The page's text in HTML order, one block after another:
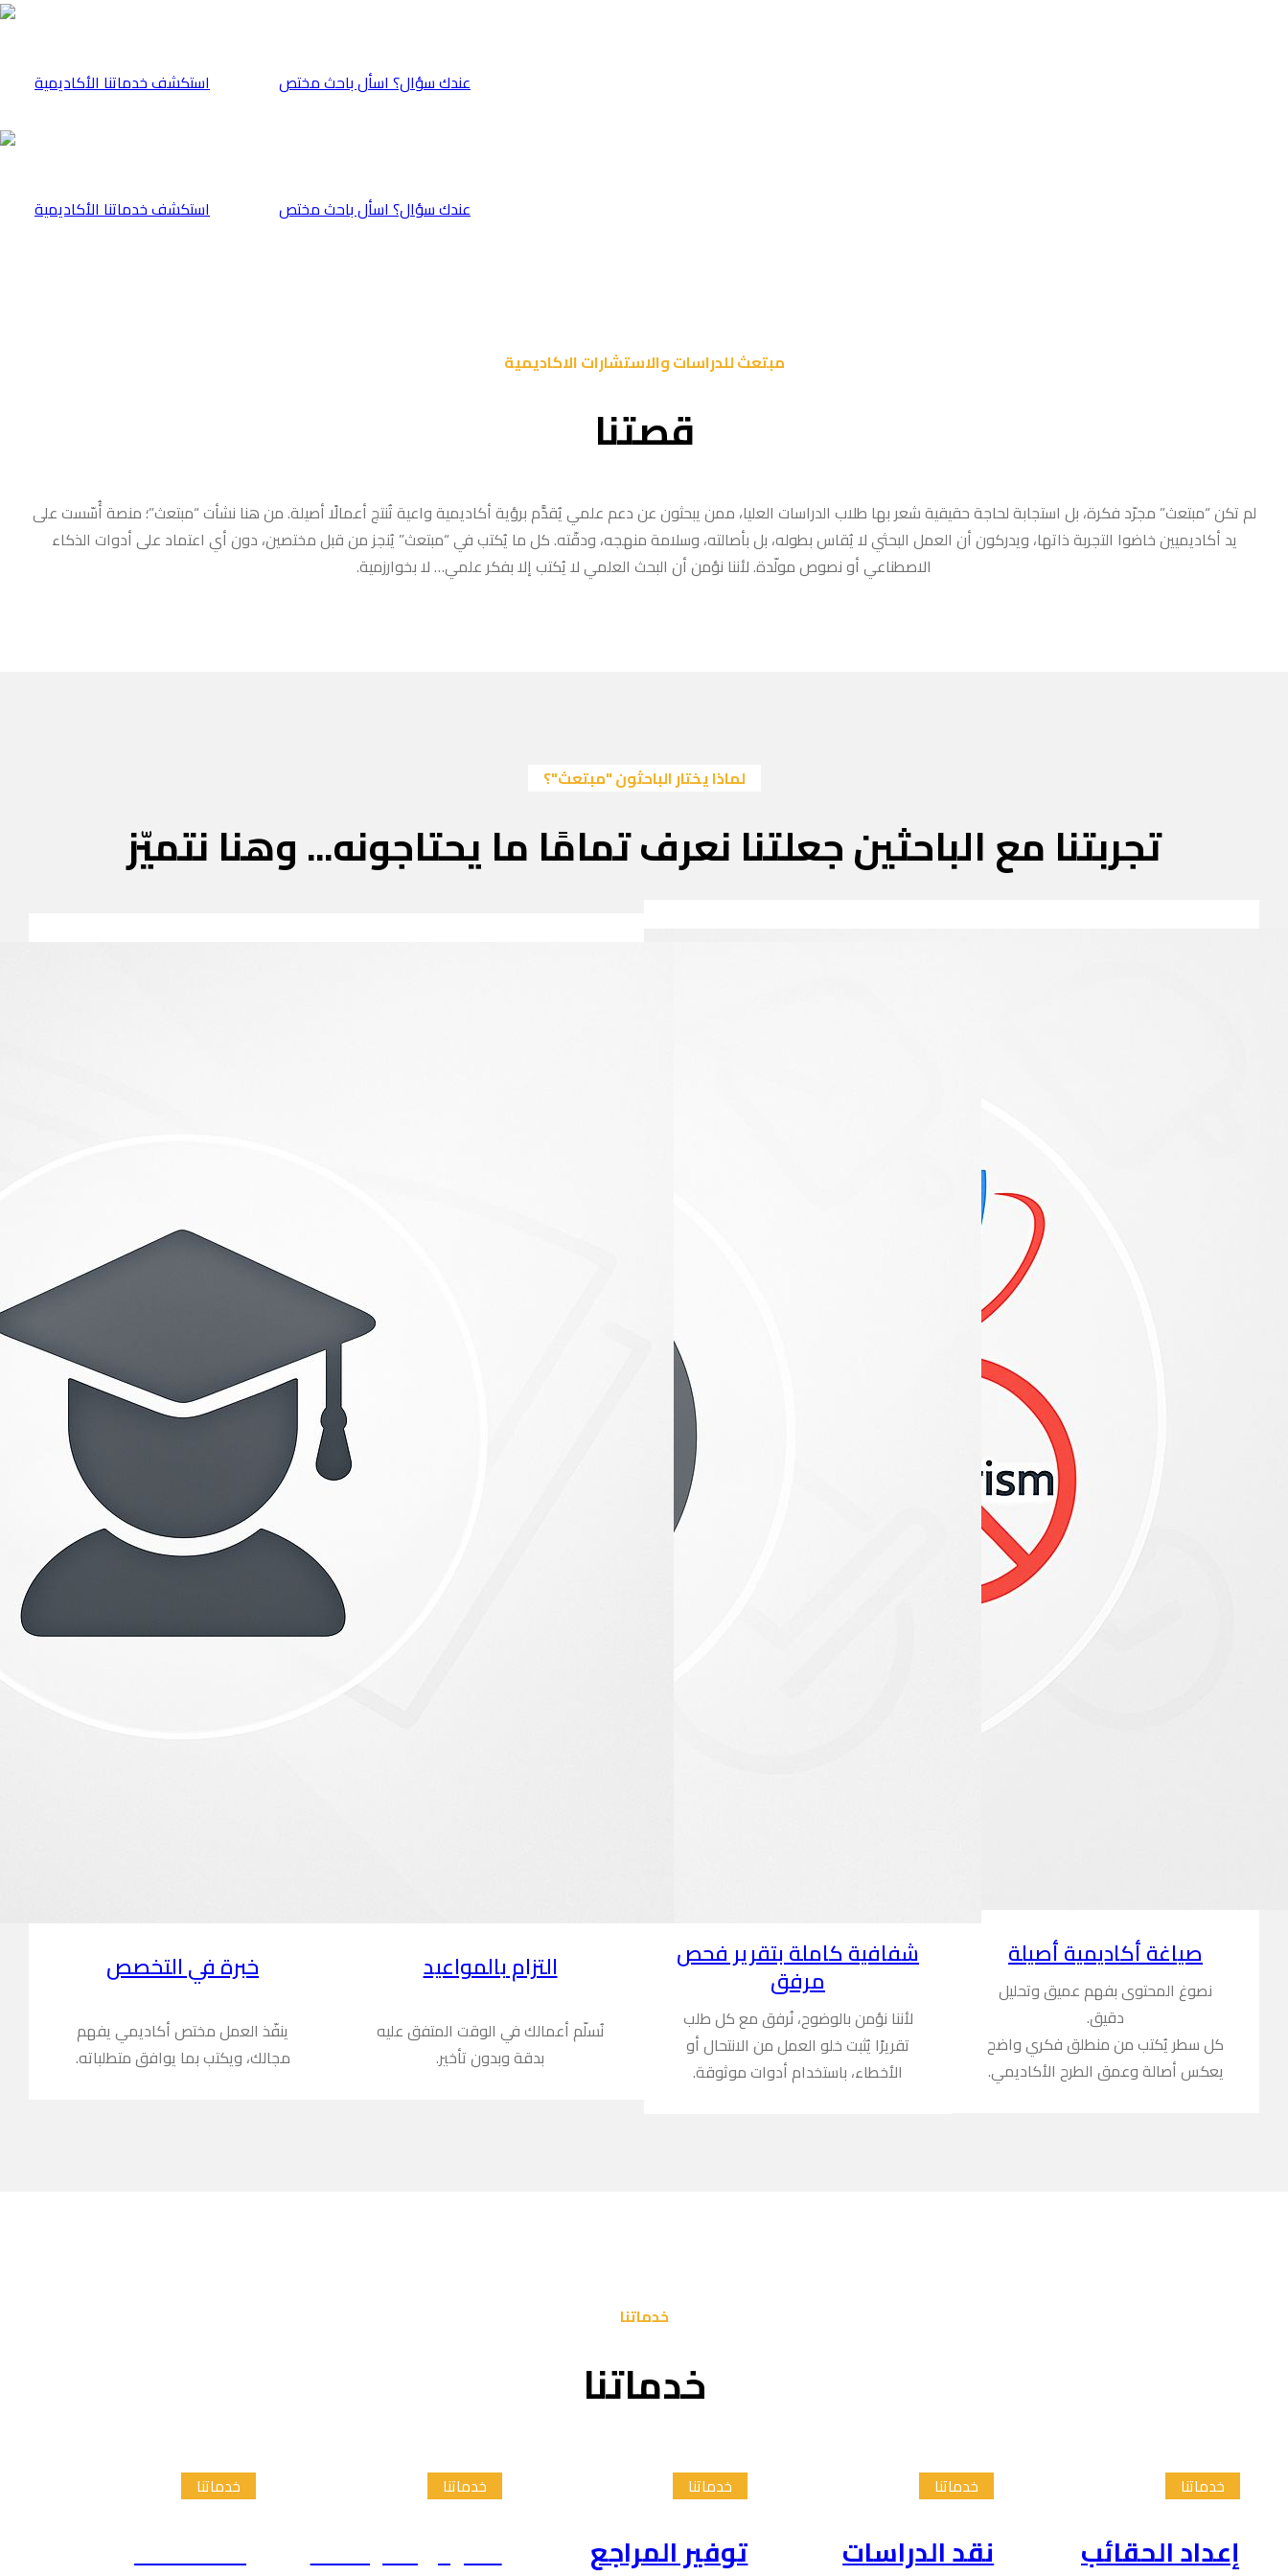
⁠استكشف خدماتنا الأكاديمية عندك سؤال؟ اسأل باحث مختص
⁠استكشف خدماتنا الأكاديمية عندك سؤال؟ اسأل باحث مختص
مبتعث للدراسات والاستشارات الاكاديمية
قصتنا
لم تكن “مبتعث” مجرّد فكرة، بل استجابة لحاجة حقيقية شعر بها طلاب الدراسات العليا، ممن يبحثون عن دعم علمي يُقدَّم برؤية أكاديمية واعية تُنتج أعمالًا أصيلة. من هنا نشأت “مبتعث”؛ منصة أُسّست على
يد أكاديميين خاضوا التجربة ذاتها، ويدركون أن العمل البحثي لا يُقاس بطوله، بل بأصالته، وسلامة منهجه، ودقّته. كل ما يُكتب في “مبتعث” يُنجز من قبل مختصين، دون أي اعتماد على أدوات الذكاء
الاصطناعي أو نصوص مولّدة. لأننا نؤمن أن البحث العلمي لا يُكتب إلا بفكر علمي… لا بخوارزمية.
لماذا يختار الباحثون "مبتعث"؟
تجربتنا مع الباحثين جعلتنا نعرف تمامًا ما يحتاجونه... وهنا نتميّز
صياغة أكاديمية أصيلة
نصوغ المحتوى بفهم عميق وتحليل
دقيق.
كل سطر يُكتب من منطلق فكري واضح
يعكس أصالة وعمق الطرح الأكاديمي.
شفافية كاملة بتقرير فحص
مرفق
لأننا نؤمن بالوضوح، نُرفق مع كل طلب
تقريرًا يُثبت خلو العمل من الانتحال أو
الأخطاء، باستخدام أدوات موثوقة.
التزام بالمواعيد
نُسلّم أعمالك في الوقت المتفق عليه
بدقة وبدون تأخير.
خبرة في التخصص
ينفّذ العمل مختص أكاديمي يفهم
مجالك، ويكتب بما يوافق متطلباته.
خدماتنا
خدماتنا
خدماتنا
إعداد الحقائب
خدماتنا
نقد الدراسات
خدماتنا
توفير المراجع
خدماتنا
تلخيص الدراسات
خدماتنا
إعداد الاطار